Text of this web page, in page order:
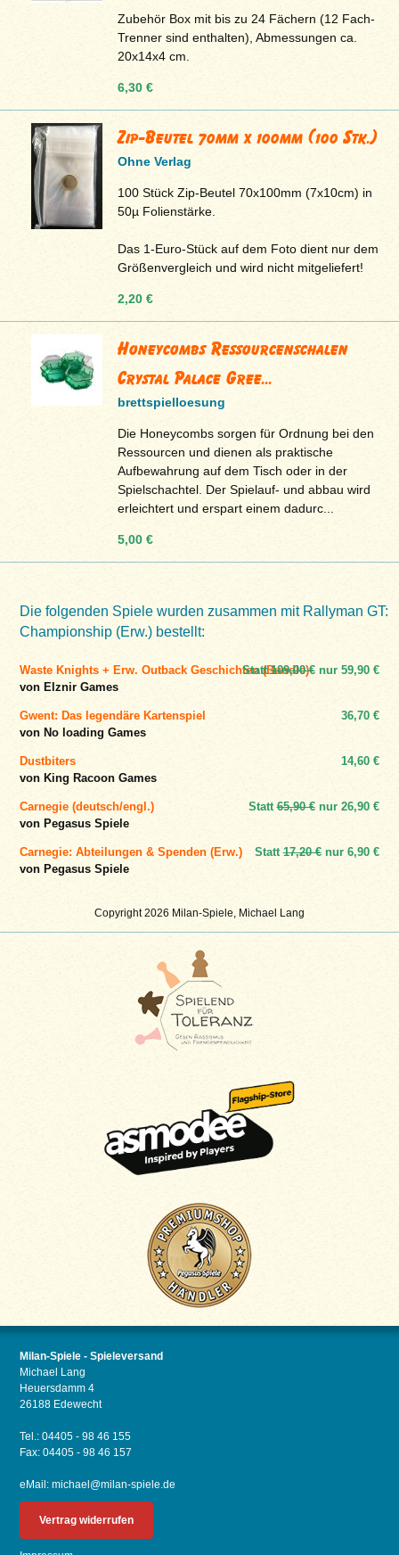
Copyright 2026 Milan-Spiele, Michael Lang
Zubehör Box mit bis zu 24 Fächern (12 Fach-
Trenner sind enthalten), Abmessungen ca.
20x14x4 cm.
6,30 €
Zip-Beutel 70mm x 100mm (100 Stk.)
Ohne Verlag
100 Stück Zip-Beutel 70x100mm (7x10cm) in
50µ Folienstärke.
Das 1-Euro-Stück auf dem Foto dient nur dem
Größenvergleich und wird nicht mitgeliefert!
2,20 €
Honeycombs Ressourcenschalen
Crystal Palace Gree...
brettspielloesung
Die Honeycombs sorgen für Ordnung bei den
Ressourcen und dienen als praktische
Aufbewahrung auf dem Tisch oder in der
Spielschachtel. Der Spielauf- und abbau wird
erleichtert und erspart einem dadurc...
5,00 €
Die folgenden Spiele wurden zusammen mit Rallyman GT:
Championship (Erw.) bestellt:
Waste Knights + Erw. Outback Geschichten (Bundle)
von Elznir Games
Statt109,00 €nur 59,90 €
Gwent: Das legendäre Kartenspiel
von No loading Games
36,70 €
Dustbiters
von King Racoon Games
14,60 €
Carnegie (deutsch/engl.)
von Pegasus Spiele
Statt65,90 €nur 26,90 €
Carnegie: Abteilungen & Spenden (Erw.)
von Pegasus Spiele
Statt17,20 €nur 6,90 €
Milan-Spiele - Spieleversand
Michael Lang
Heuersdamm 4
26188 Edewecht
Tel.: 04405 - 98 46 155
Fax: 04405 - 98 46 157
eMail:michael@milan-spiele.de
Vertrag widerrufen